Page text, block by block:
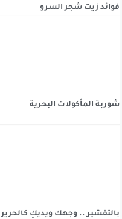
فوائد زيت شجر السرو
شوربة المأكولات البحرية
بالتقشير .. وجهك ويديكِ كالحرير